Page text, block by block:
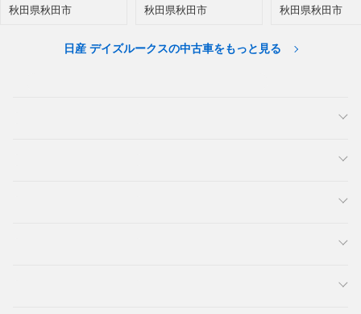
秋田県秋田市 秋田県秋田市 秋田県秋田市
日産 デイズルークスの中古車をもっと見る